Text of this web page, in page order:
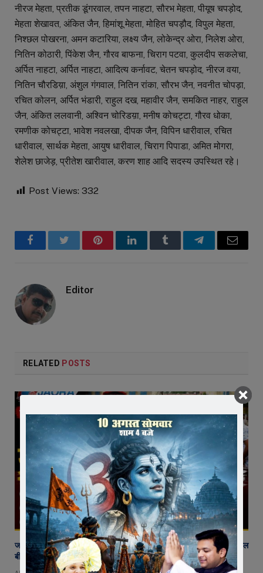
नीरज मेहता, प्रतीक डूंगरवाल, तपन नाहटा, सौरभ मेहता, पीयूष चपड़ोद,
मेहता शेखावत, अंकित जैन, हिमांशू मेहता, मोहित चपड़ौद, विपुल मेहता,
निश्छल पोखरना, अमन कटारिया, लक्ष्य जैन, लोकेन्द्र ओरा, निलेश ओरा,
नितिन कोठारी, पिंकेश जैन, गौरव बाफना, चिराग पटवा, कुलदीप सकलेचा,
अर्पित नाहटा, अर्पित नाहटा, आदित्य कर्नावट, चेतन चपड़ोद, नीरज वया,
नितिन चौरडिय़ा, अंशुल गंगवाल, नितिन रांका, सौरभ जैन, नवनीत चोपड़ा,
रचित कोलन, अर्पित भंडारी, राहुल दख, महावीर जैन, समकित नाहर, राहुल
जैन, अंकित ललवानी, अश्विन चोरिडय़ा, मनीष कोचट्टा, गौरव धोका,
रमणीक कोचट्टा, भावेश नवलखा, दीपक जैन, विपिन धारीवाल, रचित
धारीवाल, सार्थक मेहता, आयुष धारीवाल, चिराग पिपाडा, अमित मोगरा,
शेलेश छाजेड़, प्रीतेश खारीवाल, करण शाह आदि सदस्य उपस्थित रहे।
Post Views: 332
FacebookTwitter PinterestLinkedInTumblr TelegramEmail
Editor
RELATED POSTS
जावरा में किसानों और कांग्रेस का जंगी प्रदर्शन, राजस्व विभाग में भ्रष्टाचार और फसल
बीमा पर जताया आक्रोश